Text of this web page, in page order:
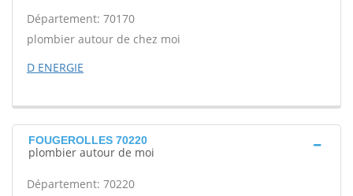
Département: 70170
plombier autour de chez moi
D ENERGIE
FOUGEROLLES 70220
plombier autour de moi
Département: 70220